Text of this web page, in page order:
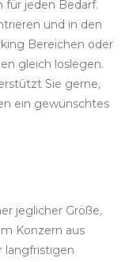
für jeden Bedarf.
und in den
Bereichen oder
gleich loslegen.
Sie gerne,
ein gewünschtes
jeglicher Größe,
Konzern aus
langfristigen